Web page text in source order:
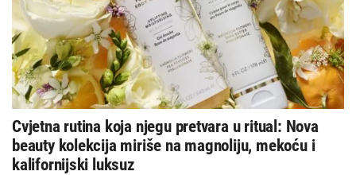
Cvjetna rutina koja njegu pretvara u ritual: Nova
beauty kolekcija miriše na magnoliju, mekoću i
kalifornijski luksuz